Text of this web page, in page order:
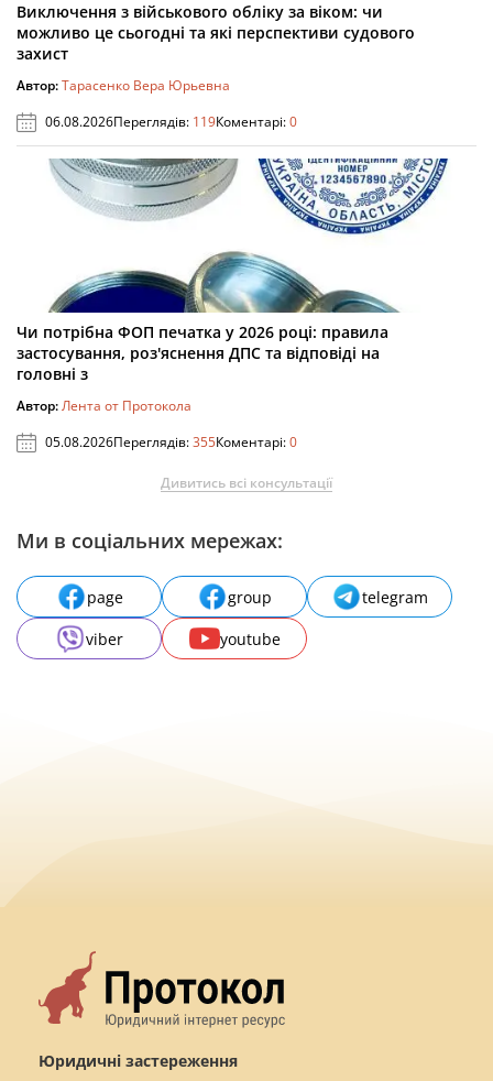
Виключення з військового обліку за віком: чи
можливо це сьогодні та які перспективи судового
захист
Автор:Тарасенко Вера Юрьевна
06.08.2026Переглядів: 119Коментарі:0
Чи потрібна ФОП печатка у 2026 році: правила
застосування, роз'яснення ДПС та відповіді на
головні з
Автор:Лента от Протокола
05.08.2026Переглядів:355Коментарі:0
Дивитись всі консультації
Ми в соціальних мережах:
page group
telegram
viber
youtube
Юридичні застереження